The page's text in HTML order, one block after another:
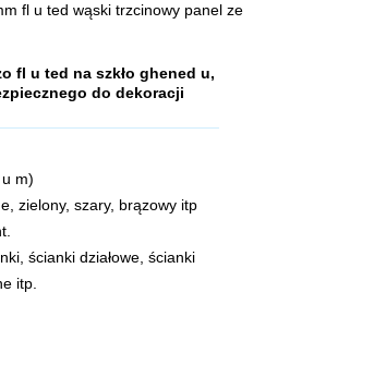
fl u ted wąski trzcinowy panel ze
fl u ted na szkło ghened u,
do dekoracji
m)
zielony, szary, brązowy itp
ścianki działowe, ścianki
itp.